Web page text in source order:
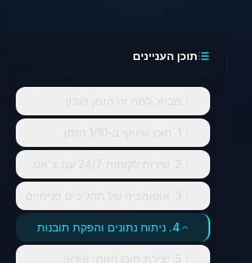
תוכן העניינים
4. ניתוח נתונים והפקת תובנות